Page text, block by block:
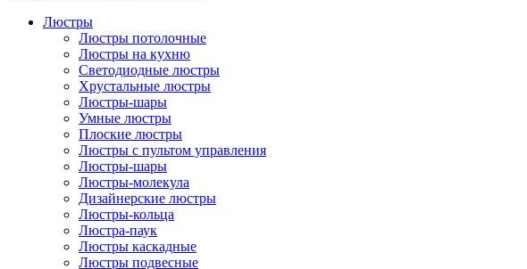
Люстры
Люстры потолочные
Люстры на кухню
Светодиодные люстры
Хрустальные люстры
Люстры-шары
Умные люстры
Плоские люстры
Люстры с пультом управления
Люстры-шары
Люстры-молекула
Дизайнерские люстры
Люстры-кольца
Люстра-паук
Люстры каскадные
Люстры подвесные